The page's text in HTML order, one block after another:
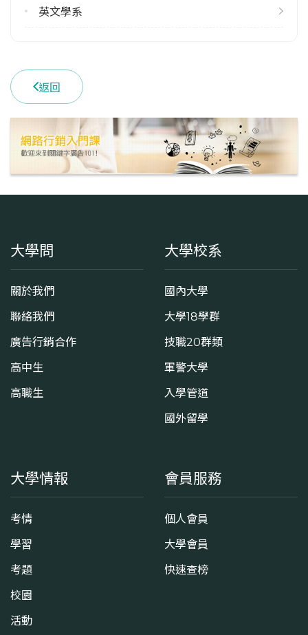
113學年度上學期
(02)26215656 #2572
學系地址
新北市淡水區英專路151號
英文學系
返回
大學問
關於我們
聯絡我們
廣告行銷合作
高中生
高職生
大學校系
國內大學
大學18學群
技職20群類
軍警大學
入學管道
國外留學
大學情報
考情
學習
考題
校園
活動
會員服務
個人會員
大學會員
快速查榜